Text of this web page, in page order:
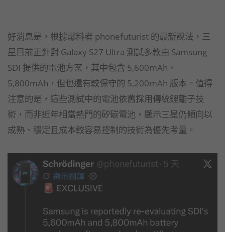
好消息是，根據爆料者 phonefuturist 的最新說法，三
星目前正針對 Galaxy S27 Ultra 測試多款由 Samsung
SDI 提供的電池方案，其中包含 5,600mAh、
5,800mAh，但也還有較保守的 5,200mAh 版本。值得
注意的是，這些測試中的電池依舊採用傳統鋰離子技
術，而非近年相當熱門的矽碳電池，顯示三星仍傾向以
成熟、穩定且成本較容易控制的技術為優先考量。